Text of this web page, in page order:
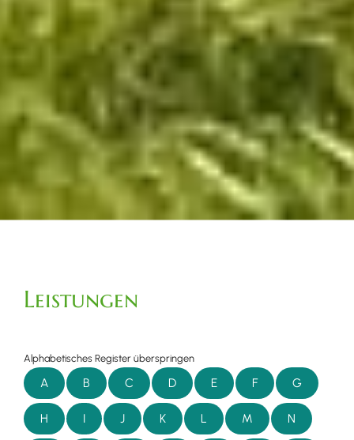
Leistungen
Alphabetisches Register überspringen
A B C D E F G
H I J K L M N